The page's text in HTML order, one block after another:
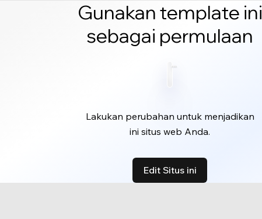
Gunakan template ini
sebagai permulaan
Lakukan perubahan untuk menjadikan
ini situs web Anda.
Edit Situs ini